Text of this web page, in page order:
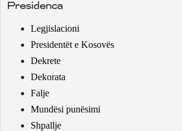
Presidenca
Legjislacioni
Presidentët e Kosovës
Dekrete
Dekorata
Falje
Mundësi punësimi
Shpallje